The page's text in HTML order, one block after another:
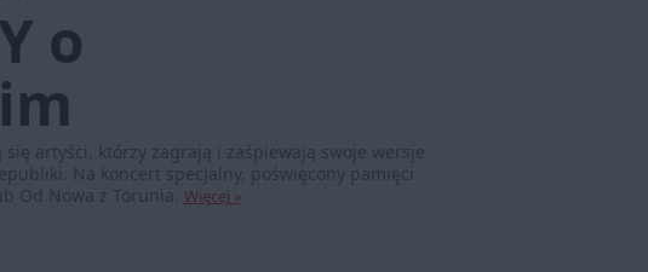
o
się artyści, którzy zagrają i zaśpiewają swoje wersje
Na koncert specjalny, poświęcony pamięci
Od Nowa z Torunia. Więcej »